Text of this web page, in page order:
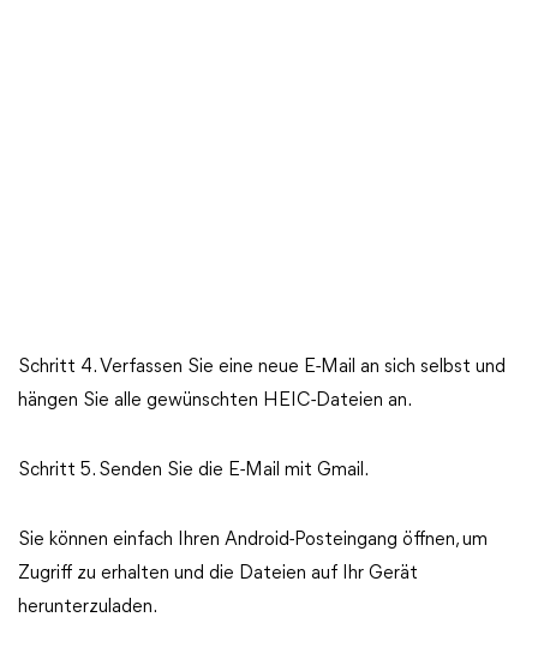
Schritt 4. Verfassen Sie eine neue E-Mail an sich selbst und
hängen Sie alle gewünschten HEIC-Dateien an.
Schritt 5. Senden Sie die E-Mail mit Gmail.
Sie können einfach Ihren Android-Posteingang öffnen, um
Zugriff zu erhalten und die Dateien auf Ihr Gerät
herunterzuladen.